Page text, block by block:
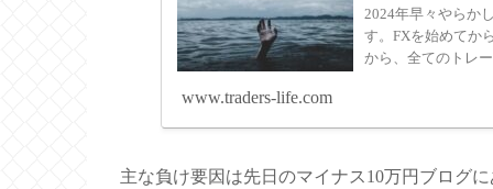
2024年早々やらか
す。FXを始めてか
から、全てのトレ
www.traders-life.com
主な負け要因は先日のマイナス10万円ブログ